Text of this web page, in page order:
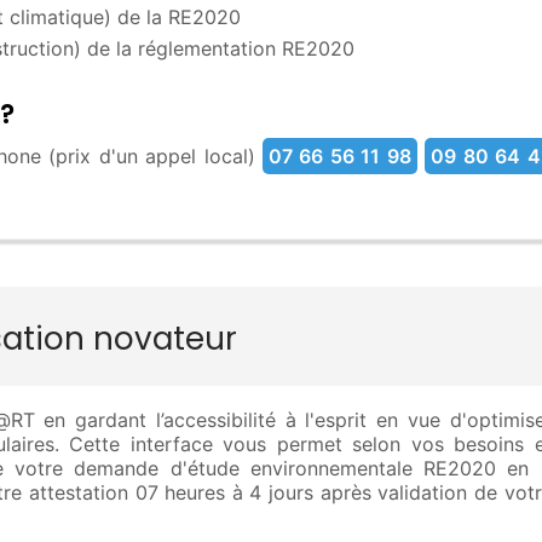
de la RE2020
de la réglementation RE2020
(prix d'un appel local) 07 66 56 11 98 09 80 64
novateur
en gardant l’accessibilité à l'esprit en vue
Cette interface vous permet selon vos besoins
demande d'étude environnementale RE2020 en
attestation 07 heures à 4 jours après validation de